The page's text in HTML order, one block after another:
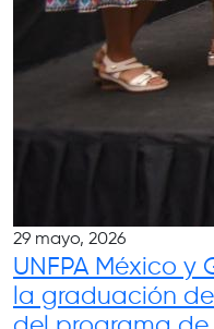
29 mayo, 2026
UNFPA México
la graduación